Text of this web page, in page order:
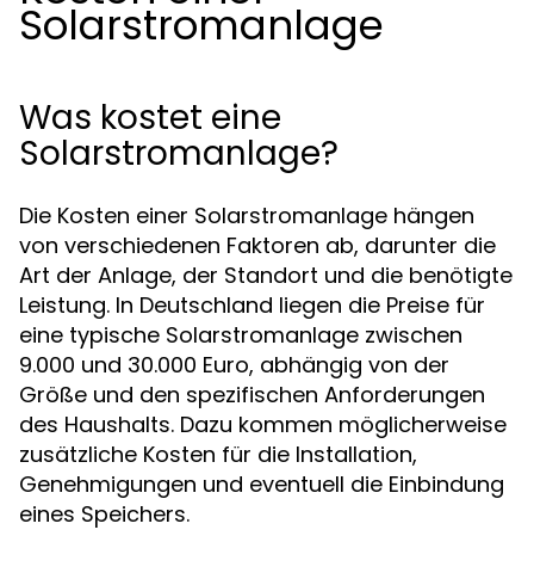
Solarstromanlage
Was kostet eine
Solarstromanlage?
Die Kosten einer Solarstromanlage hängen
von verschiedenen Faktoren ab, darunter die
Art der Anlage, der Standort und die benötigte
Leistung. In Deutschland liegen die Preise für
eine typische Solarstromanlage zwischen
9.000 und 30.000 Euro, abhängig von der
Größe und den spezifischen Anforderungen
des Haushalts. Dazu kommen möglicherweise
zusätzliche Kosten für die Installation,
Genehmigungen und eventuell die Einbindung
eines Speichers.